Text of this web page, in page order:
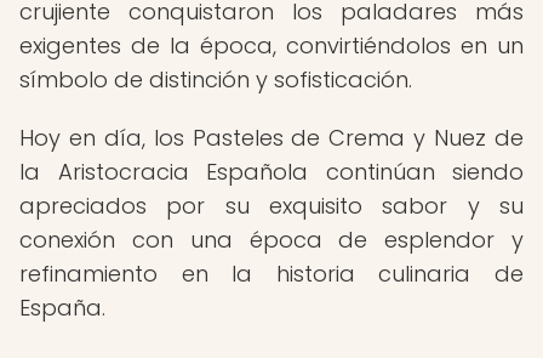
crujiente conquistaron los paladares más
exigentes de la época, convirtiéndolos en un
símbolo de distinción y sofisticación.
Hoy en día, los Pasteles de Crema y Nuez de
la Aristocracia Española continúan siendo
apreciados por su exquisito sabor y su
conexión con una época de esplendor y
refinamiento en la historia culinaria de
España.